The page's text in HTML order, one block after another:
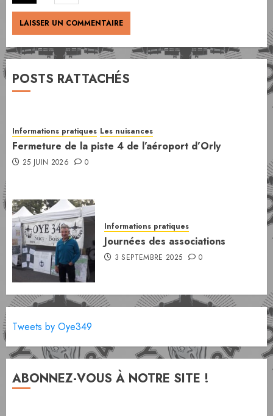
POSTS RATTACHÉS
Informations pratiques Les nuisances
Fermeture de la piste 4 de l’aéroport d’Orly
25 JUIN 2026 0
Informations pratiques
Journées des associations
3 SEPTEMBRE 2025 0
Tweets by Oye349
ABONNEZ-VOUS À NOTRE SITE !